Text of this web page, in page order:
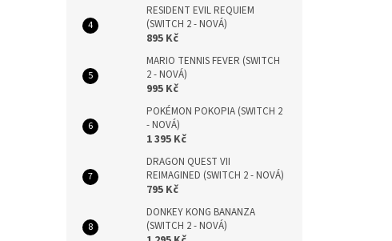
RESIDENT EVIL REQUIEM
(SWITCH 2 - NOVÁ)
895 Kč
MARIO TENNIS FEVER (SWITCH
2 - NOVÁ)
995 Kč
POKÉMON POKOPIA (SWITCH 2
- NOVÁ)
1 395 Kč
DRAGON QUEST VII
REIMAGINED (SWITCH 2 - NOVÁ)
795 Kč
DONKEY KONG BANANZA
(SWITCH 2 - NOVÁ)